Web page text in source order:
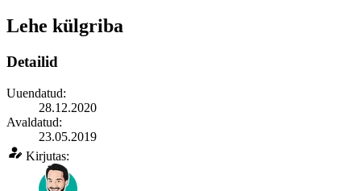
Lehe külgriba
Detailid
Uuendatud:
28.12.2020
Avaldatud:
23.05.2019
Kirjutas: